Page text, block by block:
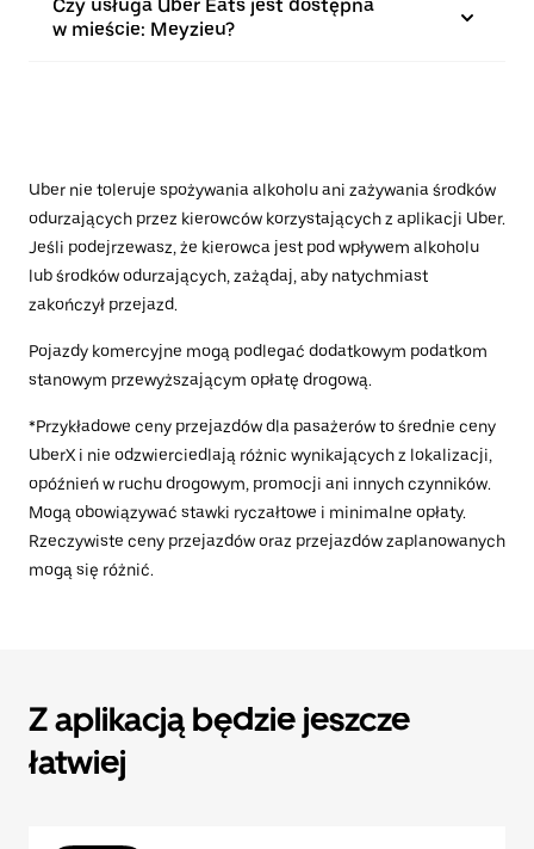
Czy usługa Uber Eats jest dostępna
w mieście: Meyzieu?
Uber nie toleruje spożywania alkoholu ani zażywania środków
odurzających przez kierowców korzystających z aplikacji Uber.
Jeśli podejrzewasz, że kierowca jest pod wpływem alkoholu
lub środków odurzających, zażądaj, aby natychmiast
zakończył przejazd.
Pojazdy komercyjne mogą podlegać dodatkowym podatkom
stanowym przewyższającym opłatę drogową.
*Przykładowe ceny przejazdów dla pasażerów to średnie ceny
UberX i nie odzwierciedlają różnic wynikających z lokalizacji,
opóźnień w ruchu drogowym, promocji ani innych czynników.
Mogą obowiązywać stawki ryczałtowe i minimalne opłaty.
Rzeczywiste ceny przejazdów oraz przejazdów zaplanowanych
mogą się różnić.
Z aplikacją będzie jeszcze
łatwiej